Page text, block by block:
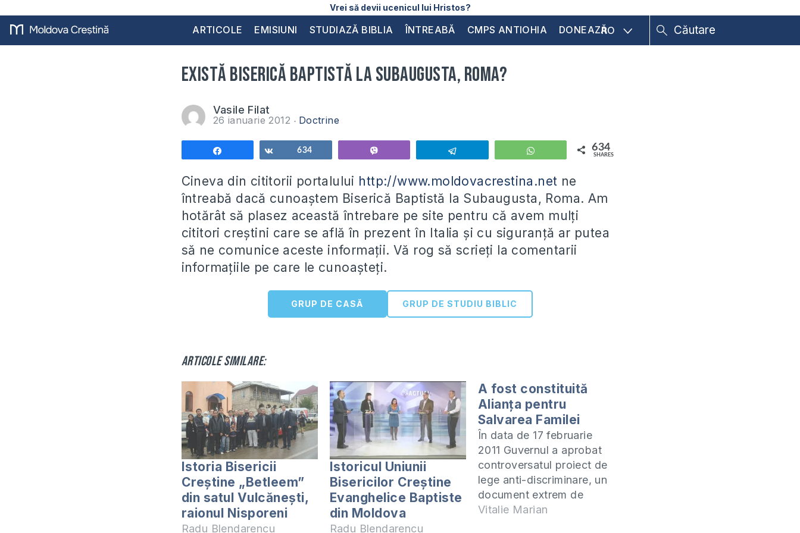
Vrei să devii ucenicul lui Hristos?
ARTICOLE EMISIUNI STUDIAZĂ BIBLIA ÎNTREABĂ CMPS ANTIOHIA DONEAZĂRO
Există Biserică Baptistă la Subaugusta, Roma?
Vasile Filat
26 ianuarie 2012 Doctrine
Share634 WhatsApp 634
SHARES
Cineva din cititorii portalului http://www.moldovacrestina.net ne
întreabă dacă cunoaștem Biserică Baptistă la Subaugusta, Roma. Am
hotărât să plasez această întrebare pe site pentru că avem mulți
cititori creștini care se află în prezent în Italia și cu siguranță ar putea
să ne comunice aceste informații. Vă rog să scrieți la comentarii
informațiile pe care le cunoașteți.
GRUP DE CASĂ GRUP DE STUDIU BIBLIC
Articole similare:
Istoria Bisericii
Creștine „Betleem”
din satul Vulcănești,
raionul Nisporeni
Radu Blendarencu
Istoricul Uniunii
Bisericilor Creștine
Evanghelice Baptiste
din Moldova
Radu Blendarencu
A fost constituită
Alianţa pentru
Salvarea Familei
În data de 17 februarie
2011 Guvernul a aprobat
controversatul proiect de
lege anti-discriminare, un
document extrem de
periculos pentru ţara
Vitalie Marian